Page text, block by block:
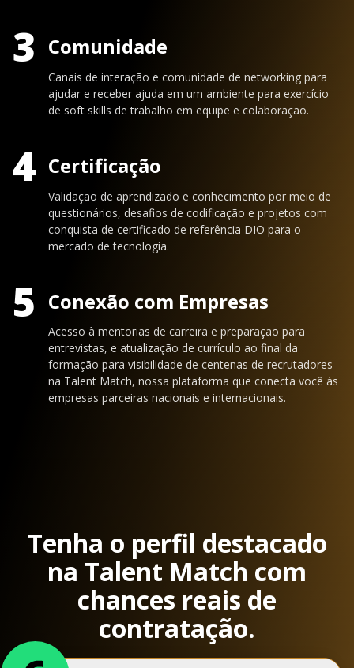
3 Comunidade
Canais de interação e comunidade de networking para
ajudar e receber ajuda em um ambiente para exercício
de soft skills de trabalho em equipe e colaboração.
4 Certificação
Validação de aprendizado e conhecimento por meio de
questionários, desafios de codificação e projetos com
conquista de certificado de referência DIO para o
mercado de tecnologia.
5 Conexão com Empresas
Acesso à mentorias de carreira e preparação para
entrevistas, e atualização de currículo ao final da
formação para visibilidade de centenas de recrutadores
na Talent Match, nossa plataforma que conecta você às
empresas parceiras nacionais e internacionais.
Tenha o perfil destacado
na Talent Match com
chances reais de
contratação.